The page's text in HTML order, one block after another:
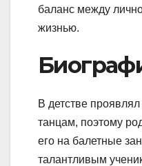
баланс между
жизнью.
В детстве
танцам, поэтому
его на балетные
талантливым